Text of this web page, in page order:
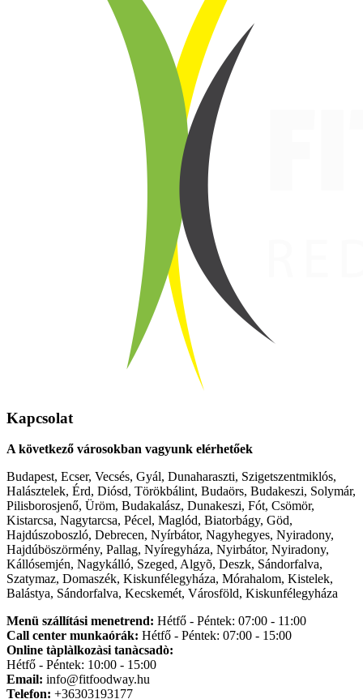
Kapcsolat
A következő városokban vagyunk elérhetőek
Budapest, Ecser, Vecsés, Gyál, Dunaharaszti, Szigetszentmiklós,
Halásztelek, Érd, Diósd, Törökbálint, Budaörs, Budakeszi, Solymár,
Pilisborosjenő, Üröm, Budakalász, Dunakeszi, Fót, Csömör,
Kistarcsa, Nagytarcsa, Pécel, Maglód, Biatorbágy, Göd,
Hajdúszoboszló, Debrecen, Nyírbátor, Nagyhegyes, Nyiradony,
Hajdúböszörmény, Pallag, Nyíregyháza, Nyirbátor, Nyiradony,
Kállósemjén, Nagykálló, Szeged, Algyõ, Deszk, Sándorfalva,
Szatymaz, Domaszék, Kiskunfélegyháza, Mórahalom, Kistelek,
Balástya, Sándorfalva, Kecskemét, Városföld, Kiskunfélegyháza
Menü szállítási menetrend: Hétfő - Péntek: 07:00 - 11:00
Call center munkaórák: Hétfő - Péntek: 07:00 - 15:00
Online tàplàlkozàsi tanàcsadò:
Hétfő - Péntek: 10:00 - 15:00
Email: info@fitfoodway.hu
Telefon: +36303193177